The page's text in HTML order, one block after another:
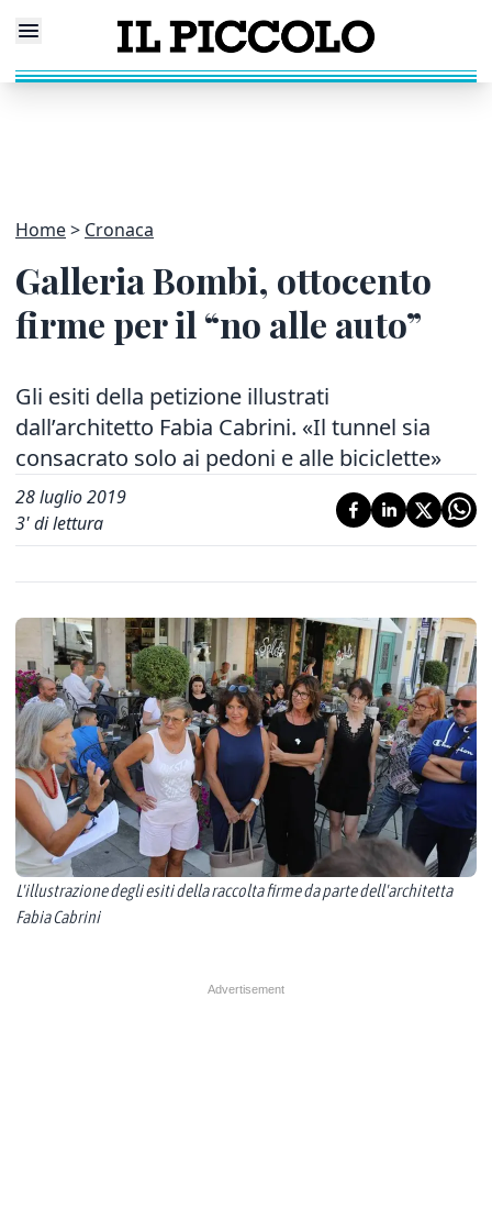
Home Cronaca
Galleria Bombi, ottocento
firme per il “no alle auto”
Gli esiti della petizione illustrati
dall’architetto Fabia Cabrini. «Il tunnel sia
consacrato solo ai pedoni e alle biciclette»
28 luglio 2019
3' di lettura
L'illustrazione degli esiti della raccolta firme da parte dell'architetta
Fabia Cabrini